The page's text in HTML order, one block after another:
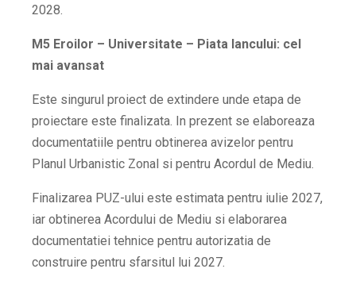
2028.
M5 Eroilor – Universitate – Piata Iancului: cel
mai avansat
Este singurul proiect de extindere unde etapa de
proiectare este finalizata. In prezent se elaboreaza
documentatiile pentru obtinerea avizelor pentru
Planul Urbanistic Zonal si pentru Acordul de Mediu.
Finalizarea PUZ-ului este estimata pentru iulie 2027,
iar obtinerea Acordului de Mediu si elaborarea
documentatiei tehnice pentru autorizatia de
construire pentru sfarsitul lui 2027.